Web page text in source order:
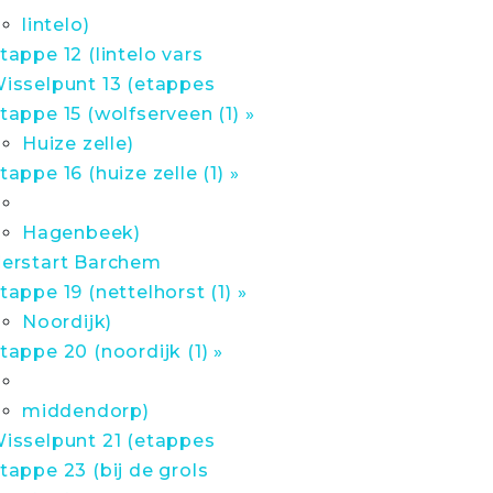
lintelo)
12 (lintelo vars
13 (etappes
15 (wolfserveen (1) »
Huize zelle)
16 (huize zelle (1) »
Hagenbeek)
Barchem
19 (nettelhorst (1) »
Noordijk)
20 (noordijk (1) »
middendorp)
21 (etappes
23 (bij de grols